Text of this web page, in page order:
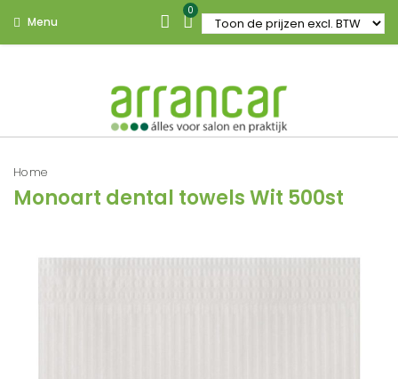
Menu
0
Home
Monoart dental towels Wit 500st